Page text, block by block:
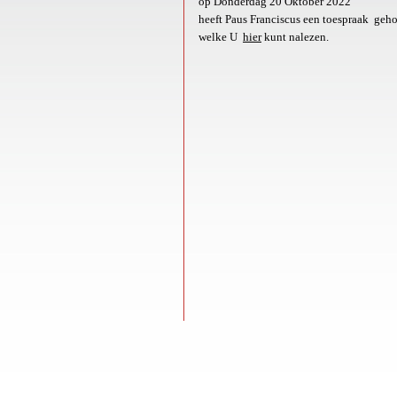
heeft Paus Franciscus een toespraak
welke U hierkunt nalezen.